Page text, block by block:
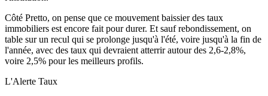
Côté Pretto, on pense que ce mouvement baissier des taux
immobiliers est encore fait pour durer. Et sauf rebondissement, on
table sur un recul qui se prolonge jusqu'à l'été, voire jusqu'à la fin de
l'année, avec des taux qui devraient atterrir autour des 2,6-2,8%,
voire 2,5% pour les meilleurs profils.
L'Alerte Taux